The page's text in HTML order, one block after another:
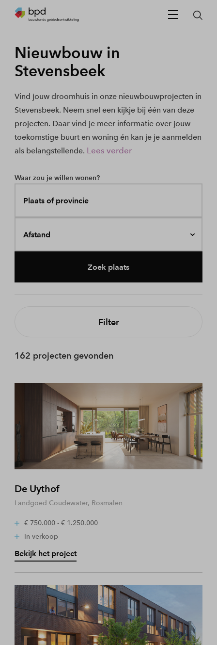
Nieuwbouw in
Stevensbeek
Vind jouw droomhuis in onze nieuwbouwprojecten in
Stevensbeek. Neem snel een kijkje bij één van deze
projecten. Daar vind je meer informatie over jouw
toekomstige buurt en woning én kan je je aanmelden
als belangstellende. Lees verder
Waar zou je willen wonen?
Plaats of provincie
Afstand
Zoek plaats
Filter
162 projecten gevonden
De Uythof
Landgoed Coudewater, Rosmalen
€ 750.000 - € 1.250.000
In verkoop
Bekijk het project